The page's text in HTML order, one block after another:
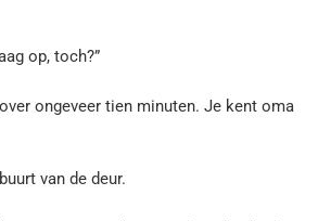
op, toch?”
ongeveer tien minuten. Je kent oma
van de deur.